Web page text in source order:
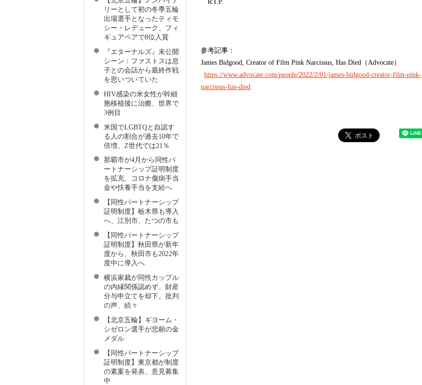
R.I.P.
参考記事：
James Bidgood, Creator of Film Pink Narcissus, Has Died（Advocate）
https://www.advocate.com/people/2022/2/01/james-bidgood-creator-film-pink-
narcissus-has-died
リーとして初の冬季五輪
出場選手となったティモ
シー・レデューク、フィ
ギュアペアで8位入賞
『エターナルズ』未公開
シーン：ファストスは息
子との会話から最終作戦
を思いついていた
HIV感染の米女性が幹細
胞移植後に治癒、世界で
3例目
米国でLGBTQと自認す
る人の割合が過去10年で
倍増、Z世代では21％
那覇市が4月から同性パ
ートナーシップ証明制度
を拡充、コロナ傷病手当
金や扶養手当を支給へ
【同性パートナーシップ
証明制度】栃木県も導入
へ、江別市、たつの市も
【同性パートナーシップ
証明制度】秋田県が新年
度から、秋田市も2022年
度中に導入へ
横浜家裁が同性カップル
の内縁関係認めず、財産
分与申立てを却下。批判
の声、続々
【北京五輪】ギヨーム・
シゼロン選手が悲願の金
メダル
【同性パートナーシップ
証明制度】東京都が制度
の素案を発表、意見募集
中